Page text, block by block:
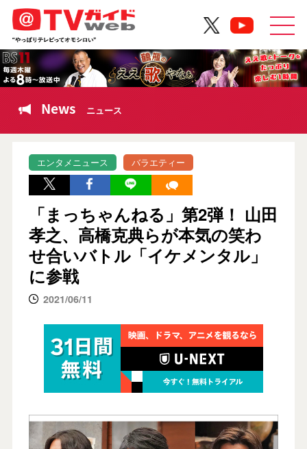
News ニュース
エンタメニュース バラエティー
「まっちゃんねる」第2弾！ 山田
孝之、高橋克典らが本気の笑わ
せ合いバトル「イケメンタル」
に参戦
2021/06/11